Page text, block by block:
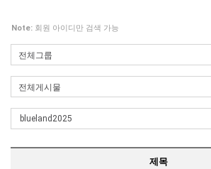
Note: 회원 아이디만 검색 가능
제목